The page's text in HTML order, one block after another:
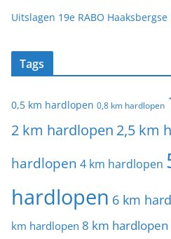
Uitslagen 19e RABO
Tags
0,5 km hardlopen 0,8 km hardlopen
2 km hardlopen 2,5 km
hardlopen 4 km hardlopen
hardlopen 6 km
km hardlopen 8 km hardlopen